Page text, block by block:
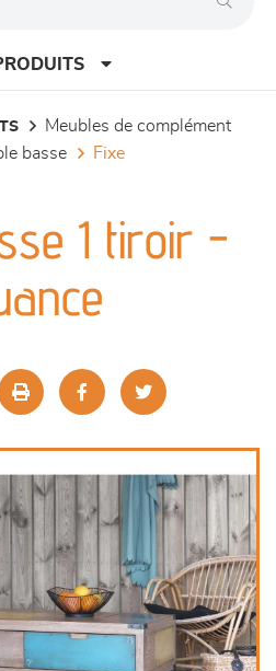
meubles de complément
basse
fixe
1 tiroir -